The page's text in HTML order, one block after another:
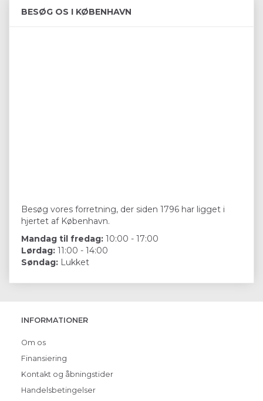
BESØG OS I KØBENHAVN
Besøg vores forretning, der siden 1796 har ligget i
hjertet af København.
Mandag til fredag: 10:00 - 17:00
Lørdag: 11:00 - 14:00
Søndag: Lukket
INFORMATIONER
Om os
Finansiering
Kontakt og åbningstider
Handelsbetingelser